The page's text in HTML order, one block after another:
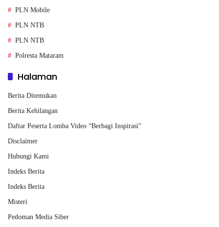
PLN Mobile
PLN NTB
PLN NTB
Polresta Mataram
Halaman
Berita Ditemukan
Berita Kehilangan
Daftar Peserta Lomba Video “Berbagi Inspirasi”
Disclaimer
Hubungi Kami
Indeks Berita
Indeks Berita
Misteri
Pedoman Media Siber